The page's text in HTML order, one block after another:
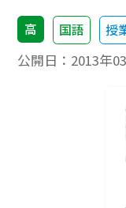
高 国語 授
公開日： 2013年